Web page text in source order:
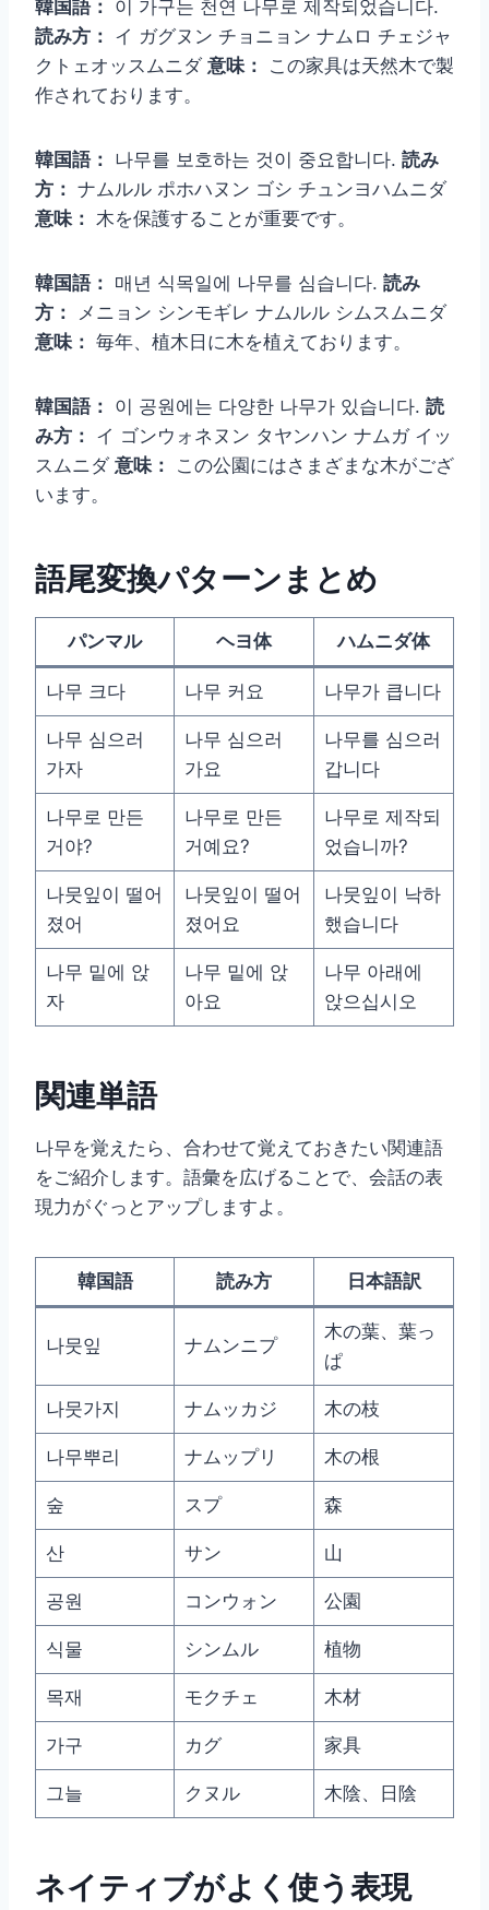
韓国語： 이 가구는 천연 나무로 제작되었습니다.
読み方： イ ガグヌン チョニョン ナムロ チェジャ
クトェオッスムニダ 意味：
この家具は天然木で製
作されております。
韓国語： 나무를 보호하는 것이 중요합니다. 読み
方： ナムルル ポホハヌン ゴシ チュンヨハムニダ
意味： 木を保護することが重要です。
韓国語： 매년 식목일에 나무를 심습니다. 読み
方：
メニョン シンモギレ ナムルル シムスムニダ
意味： 毎年、植木日に木を植えております。
韓国語： 이 공원에는 다양한 나무가 있습니다. 読
み方： イ ゴンウォネヌン タヤンハン ナムガ イッ
スムニダ 意味：
この公園にはさまざまな木がござ
います。
語尾変換パターンまとめ
パンマル ヘヨ体 ハムニダ体
나무 크다 나무 커요 나무가 큽니다
나무 심으러
가자
나무 심으러
가요
나무를 심으러
갑니다
나무로 만든
거야?
나무로 만든
거예요?
나무로 제작되
었습니까?
나뭇잎이 떨어
졌어
나뭇잎이 떨어
졌어요
나뭇잎이 낙하
했습니다
나무 밑에 앉
자
나무 밑에 앉
아요
나무 아래에
앉으십시오
関連単語
나무を覚えたら、合わせて覚えておきたい関連語
をご紹介します。語彙を広げることで、会話の表
現力がぐっとアップしますよ。
韓国語 読み方 日本語訳
나뭇잎 ナムンニプ
木の葉、葉っ
ぱ
나뭇가지 ナムッカジ 木の枝
나무뿌리 ナムップリ 木の根
숲 スプ 森
산 サン 山
공원 コンウォン 公園
식물 シンムル 植物
목재 モクチェ 木材
가구 カグ 家具
그늘 クヌル 木陰、日陰
ネイティブがよく使う表現